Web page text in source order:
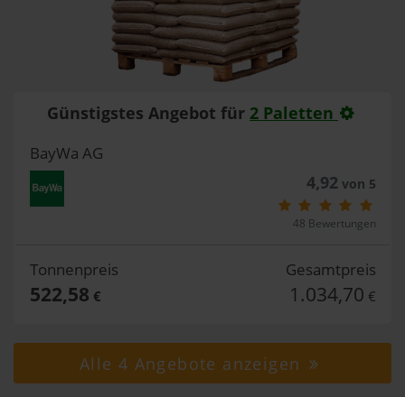
Günstigstes Angebot für 2 Paletten
BayWa AG
4,92von 5
48 Bewertungen
Tonnenpreis
522,58 €
Gesamtpreis
1.034,70 €
Alle 4 Angebote anzeigen